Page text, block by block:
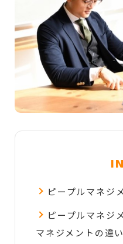
ピープルマネジ
ピープルマネジ
マネジメントの違い